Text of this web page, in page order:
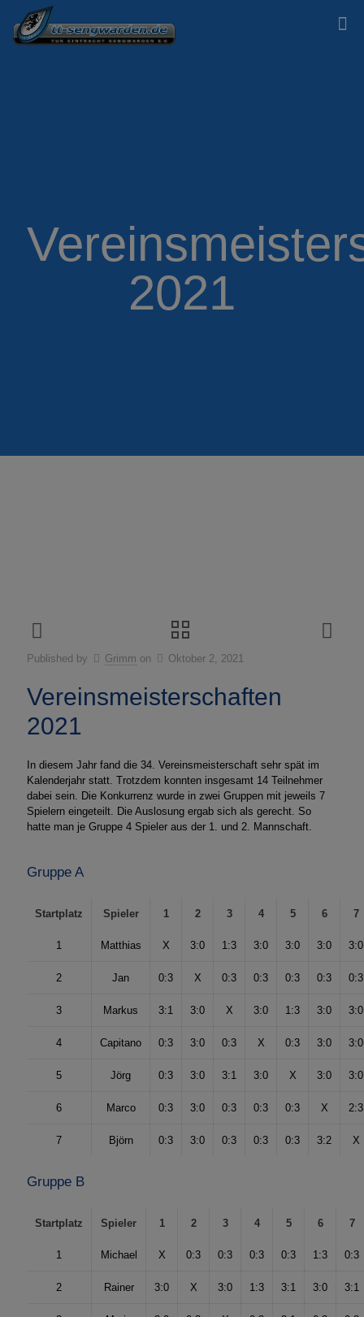
2021
Published by Grimm on Oktober 2, 2021
Vereinsmeisterschaften
2021
In diesem Jahr fand die 34. Vereinsmeisterschaft sehr spät im
Kalenderjahr statt. Trotzdem konnten insgesamt 14 Teilnehmer
dabei sein. Die Konkurrenz wurde in zwei Gruppen mit jeweils 7
Spielern eingeteilt. Die Auslosung ergab sich als gerecht. So
hatte man je Gruppe 4 Spieler aus der 1. und 2. Mannschaft.
Gruppe A
Startplatz Spieler 1 2 3 4 5 6 7
1 Matthias X 3:0 1:3 3:0 3:0 3:0 3:0
2 Jan 0:3 X 0:3 0:3 0:3 0:3 0:3
3 Markus 3:1 3:0 X 3:0 1:3 3:0 3:0
4 Capitano 0:3 3:0 0:3 X 0:3 3:0 3:0
5 Jörg 0:3 3:0 3:1 3:0 X 3:0 3:0
6 Marco 0:3 3:0 0:3 0:3 0:3 X 2:3
7 Björn 0:3 3:0 0:3 0:3 0:3 3:2 X
Gruppe B
Startplatz Spieler 1 2 3 4 5 6 7
1 Michael X 0:3 0:3 0:3 0:3 1:3 0:3
2 Rainer 3:0 X 3:0 1:3 3:1 3:0 3:1